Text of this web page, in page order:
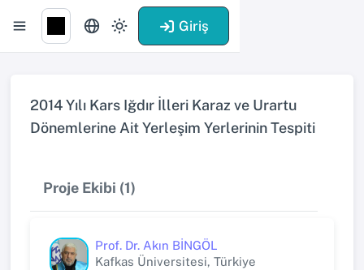
Giriş
2014 Yılı Kars Iğdır İlleri Karaz ve Urartu
Dönemlerine Ait Yerleşim Yerlerinin Tespiti
Proje Ekibi (1)
Prof. Dr. Akın BİNGÖL
Kafkas Üniversitesi, Türkiye